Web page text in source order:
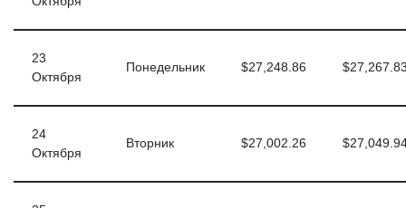
23
Октября
Понедельник $27,248.86
24
Октября
Вторник $27,002.26